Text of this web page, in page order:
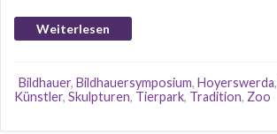
Weiterlesen
Bildhauer, Bildhauersymposium, Hoyerswerda,
Künstler, Skulpturen, Tierpark, Tradition, Zoo